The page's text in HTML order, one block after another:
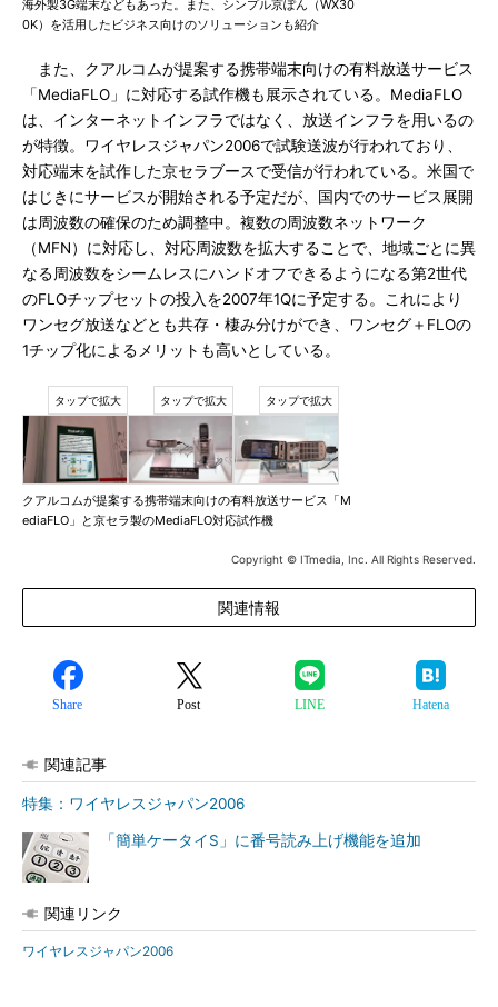
海外製3G端末などもあった。また、シンプル京ぽん（WX30
0K）を活用したビジネス向けのソリューションも紹介
また、クアルコムが提案する携帯端末向けの有料放送サービス
「MediaFLO」に対応する試作機も展示されている。MediaFLO
は、インターネットインフラではなく、放送インフラを用いるの
が特徴。ワイヤレスジャパン2006で試験送波が行われており、
対応端末を試作した京セラブースで受信が行われている。米国で
はじきにサービスが開始される予定だが、国内でのサービス展開
は周波数の確保のため調整中。複数の周波数ネットワーク
（MFN）に対応し、対応周波数を拡大することで、地域ごとに異
なる周波数をシームレスにハンドオフできるようになる第2世代
のFLOチップセットの投入を2007年1Qに予定する。これにより
ワンセグ放送などとも共存・棲み分けができ、ワンセグ＋FLOの
1チップ化によるメリットも高いとしている。
クアルコムが提案する携帯端末向けの有料放送サービス「M
ediaFLO」と京セラ製のMediaFLO対応試作機
Copyright © ITmedia, Inc. All Rights Reserved.
関連情報
Share Post LINE Hatena
関連記事
特集：ワイヤレスジャパン2006
「簡単ケータイS」に番号読み上げ機能を追加
関連リンク
ワイヤレスジャパン2006